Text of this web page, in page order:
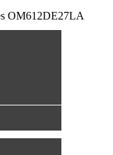
OM612DE27LA